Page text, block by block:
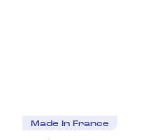
Made In France